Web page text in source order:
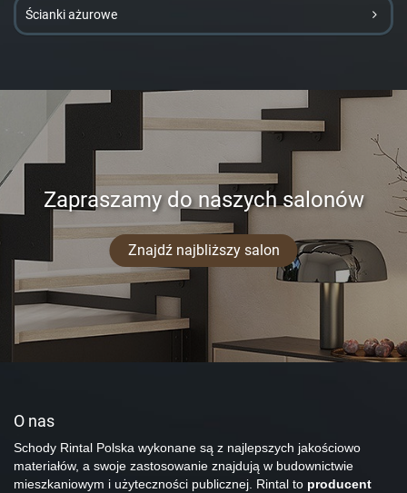
Ścianki ażurowe
Zapraszamy do naszych salonów
Znajdź najbliższy salon
O nas
Schody Rintal Polska wykonane są z najlepszych jakościowo
materiałów, a swoje zastosowanie znajdują w budownictwie
mieszkaniowym i użyteczności publicznej. Rintal to producent